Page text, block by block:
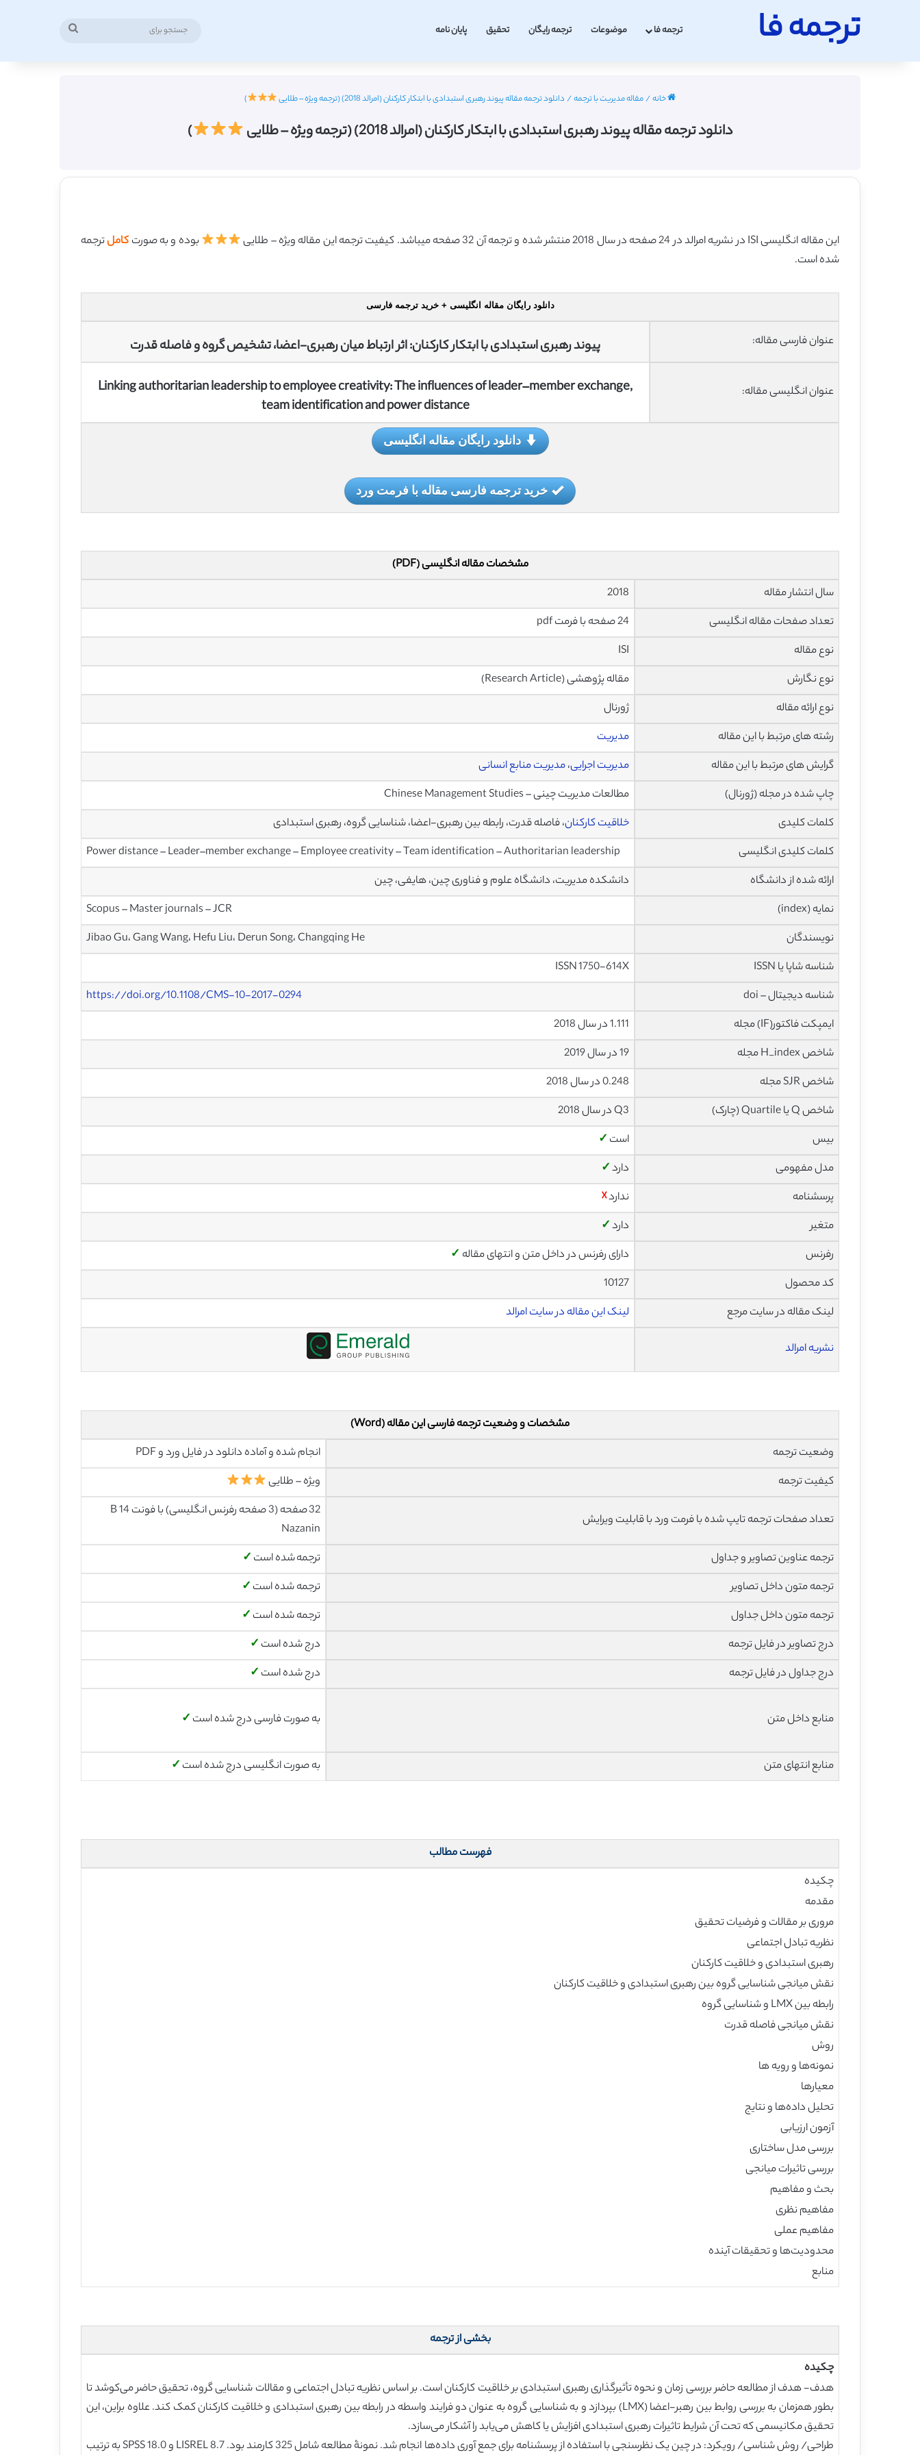
ترجمه فا ترجمه فا موضوعات ترجمه رایگان تحقیق پایان نامه
خانه/مقاله مدیریت با ترجمه/ دانلود ترجمه مقاله پیوند رهبری استبدادی با ابتکار کارکنان (امرالد 2018) (ترجمه ویژه – طلایی )
دانلود ترجمه مقاله پیوند رهبری استبدادی با ابتکار کارکنان (امرالد 2018) (ترجمه ویژه – طلایی )
این مقاله انگلیسی ISI در نشریه امرالد در 24 صفحه در سال 2018 منتشر شده و ترجمه آن 32 صفحه میباشد. کیفیت ترجمه این مقاله ویژه – طلایی بوده و به صورت کاملترجمه
شده است.
دانلود رایگان مقاله انگلیسی + خرید ترجمه فارسی
عنوان فارسی مقاله: پیوند رهبری استبدادی با ابتکار کارکنان: اثر ارتباط میان رهبری-اعضا، تشخیص گروه و فاصله قدرت
عنوان انگلیسی مقاله:
Linking authoritarian leadership to employee creativity: The influences of leader–member exchange,
team identification and power distance
دانلود رایگان مقاله انگلیسی
خرید ترجمه فارسی مقاله با فرمت ورد
مشخصات مقاله انگلیسی (PDF)
سال انتشار مقاله
2018
تعداد صفحات مقاله انگلیسی
24 صفحه با فرمت pdf
نوع مقاله
ISI
نوع نگارش
مقاله پژوهشی (Research Article)
نوع ارائه مقاله
ژورنال
رشته های مرتبط با این مقاله
مدیریت
گرایش های مرتبط با این مقاله
مدیریت اجرایی،مدیریت منابع انسانی
چاپ شده در مجله (ژورنال)
مطالعات مدیریت چینی – Chinese Management Studies
کلمات کلیدی
خلاقیت کارکنان، فاصله قدرت، رابطه بین رهبری-اعضا، شناسایی گروه، رهبری استبدادی
کلمات کلیدی انگلیسی
Power distance – Leader–member exchange – Employee creativity – Team identification – Authoritarian leadership
ارائه شده از دانشگاه
دانشکده مدیریت، دانشگاه علوم و فناوری چین، هایفی، چین
نمایه (index)
Scopus – Master journals – JCR
نویسندگان
Jibao Gu، Gang Wang، Hefu Liu، Derun Song، Changqing He
شناسه شاپا یا ISSN
ISSN 1750-614X
شناسه دیجیتال – doi
https://doi.org/10.1108/CMS-10-2017-0294
ایمپکت فاکتور(IF) مجله
1.111 در سال 2018
شاخص H_index مجله
19 در سال 2019
شاخص SJR مجله
0.248 در سال 2018
شاخص Q یا Quartile (چارک)
Q3 در سال 2018
بیس
است ✓
مدل مفهومی
دارد✓
پرسشنامه
ندارد☓
متغیر
دارد✓
رفرنس
دارای رفرنس در داخل متن و انتهای مقاله ✓
کد محصول
10127
لینک مقاله در سایت مرجع
لینک این مقاله در سایت امرالد
نشریه امرالد
مشخصات و وضعیت ترجمه فارسی این مقاله (Word)
وضعیت ترجمه
انجام شده و آماده دانلود در فایل ورد و PDF
کیفیت ترجمه
ویژه – طلایی
تعداد صفحات ترجمه تایپ شده با فرمت ورد با قابلیت ویرایش
32 صفحه (3 صفحه رفرنس انگلیسی) با فونت 14 B
Nazanin
ترجمه عناوین تصاویر و جداول
ترجمه شده است ✓
ترجمه متون داخل تصاویر
ترجمه شده است ✓
ترجمه متون داخل جداول
ترجمه شده است ✓
درج تصاویر در فایل ترجمه
درج شده است ✓
درج جداول در فایل ترجمه
درج شده است ✓
منابع داخل متن به صورت فارسی درج شده است ✓
منابع انتهای متن به صورت انگلیسی درج شده است ✓
فهرست مطالب
چکیده
مقدمه
مروری بر مقالات و فرضیات تحقیق
نظریه تبادل اجتماعی
رهبری استبدادی و خلاقیت کارکنان
نقش میانجی شناسایی گروه بین رهبری استبدادی و خلاقیت کارکنان
رابطه بین LMX و شناسایی گروه
نقش میانجی فاصله قدرت
روش
نمونه‌ها و رویه ها
معیارها
تحلیل داده‌ها و نتایج
آزمون ارزیابی
بررسی مدل ساختاری
بررسی تاثیرات میانجی
بحث و مفاهیم
مفاهیم نظری
مفاهیم عملی
محدودیت‌ها و تحقیقات آینده
منابع
بخشی از ترجمه
چکیده
هدف- هدف از مطالعه حاضر بررسی زمان و نحوه تأثیرگذاری رهبری استبدادی بر خلاقیت کارکنان است. بر اساس نظریه تبادل اجتماعی و مقالات شناسایی گروه، تحقیق حاضر می‌کوشد تا
بطور همزمان به بررسی روابط بین رهبر-اعضا (LMX) بپردازد و به شناسایی گروه به عنوان دو فرایند واسطه در رابطه بین رهبری استبدادی و خلاقیت کارکنان کمک کند. علاوه براین، این
تحقیق مکانیسمی که تحت آن شرایط تاثیرات رهبری استبدادی افزایش یا کاهش می‌یابد را آشکار می‌سازد.
طراحی/ روش شناسی/ رویکرد: در چین یک نظرسنجی با استفاده از پرسشنامه برای جمع آوری داده‌ها انجام شد. نمونۀ مطالعه شامل 325 کارمند بود. LISREL 8.7 و SPSS 18.0 به ترتیب